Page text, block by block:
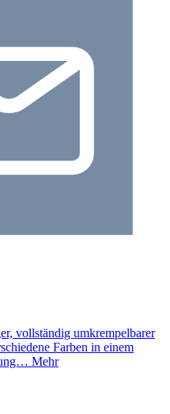
vollständig umkrempelbarer
Farben in einem
Mehr